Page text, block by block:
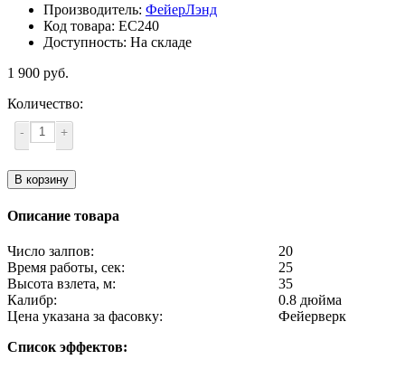
Производитель: ФейерЛэнд
Код товара: ЕС240
Доступность: На складе
1 900 руб.
Количество:
- +
В корзину
Описание товара
Число залпов:
20
Время работы, сек:
25
Высота взлета, м:
35
Калибр:
0.8 дюйма
Цена указана за фасовку:
Фейерверк
Список эффектов: